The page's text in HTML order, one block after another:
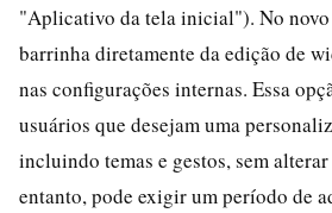
"Aplicativo da tela inicial"). No novo
barrinha diretamente da edição de
nas configurações internas. Essa
usuários que desejam uma
incluindo temas e gestos, sem
entanto, pode exigir um período de